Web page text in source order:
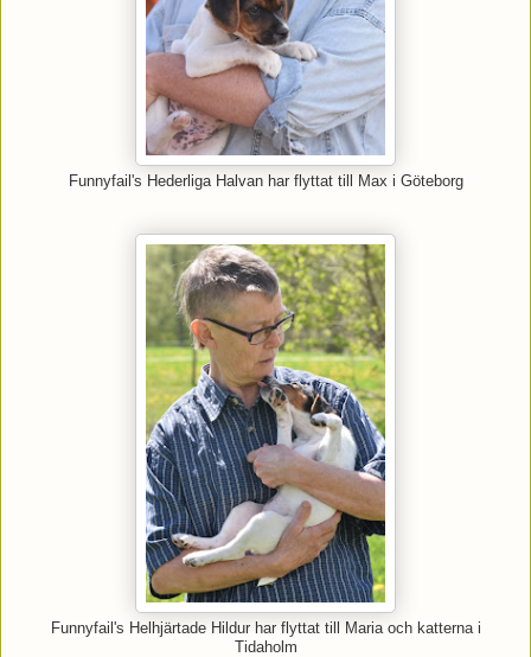
Funnyfail's Hederliga Halvan har flyttat till Max i Göteborg
Funnyfail's Helhjärtade Hildur har flyttat till Maria och katterna i
Tidaholm